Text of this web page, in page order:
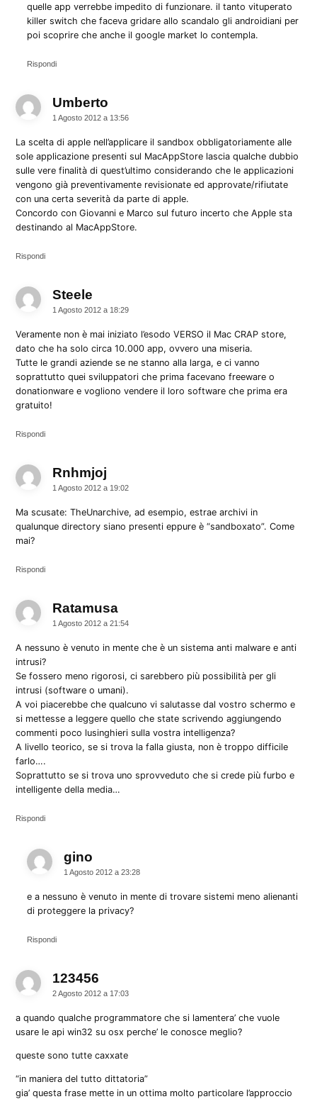
quelle app verrebbe impedito di funzionare. il tanto vituperato
killer switch che faceva gridare allo scandalo gli androidiani per
poi scoprire che anche il google market lo contempla.
Rispondi
Umberto
1 Agosto 2012 a 13:56
La scelta di apple nell’applicare il sandbox obbligatoriamente alle
sole applicazione presenti sul MacAppStore lascia qualche dubbio
sulle vere finalità di quest’ultimo considerando che le applicazioni
vengono già preventivamente revisionate ed approvate/rifiutate
con una certa severità da parte di apple.
Concordo con Giovanni e Marco sul futuro incerto che Apple sta
destinando al MacAppStore.
Rispondi
Steele
1 Agosto 2012 a 18:29
Veramente non è mai iniziato l’esodo VERSO il Mac CRAP store,
dato che ha solo circa 10.000 app, ovvero una miseria.
Tutte le grandi aziende se ne stanno alla larga, e ci vanno
soprattutto quei sviluppatori che prima facevano freeware o
donationware e vogliono vendere il loro software che prima era
gratuito!
Rispondi
Rnhmjoj
1 Agosto 2012 a 19:02
Ma scusate: TheUnarchive, ad esempio, estrae archivi in
qualunque directory siano presenti eppure è “sandboxato”. Come
mai?
Rispondi
Ratamusadice:
1 Agosto 2012 a 21:54
A nessuno è venuto in mente che è un sistema anti malware e anti
intrusi?
Se fossero meno rigorosi, ci sarebbero più possibilità per gli
intrusi (software o umani).
A voi piacerebbe che qualcuno vi salutasse dal vostro schermo e
si mettesse a leggere quello che state scrivendo aggiungendo
commenti poco lusinghieri sulla vostra intelligenza?
A livello teorico, se si trova la falla giusta, non è troppo difficile
farlo….
Soprattutto se si trova uno sprovveduto che si crede più furbo e
intelligente della media…
Rispondi
gino
1 Agosto 2012 a 23:28
e a nessuno è venuto in mente di trovare sistemi meno alienanti
di proteggere la privacy?
Rispondi
123456
2 Agosto 2012 a 17:03
a quando qualche programmatore che si lamentera’ che vuole
usare le api win32 su osx perche’ le conosce meglio?
queste sono tutte caxxate
“in maniera del tutto dittatoria”
gia’ questa frase mette in un ottima molto particolare l’approccio